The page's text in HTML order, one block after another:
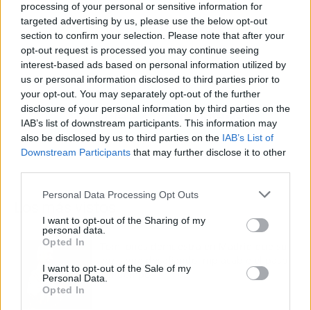
processing of your personal or sensitive information for
targeted advertising by us, please use the below opt-out
section to confirm your selection. Please note that after your
opt-out request is processed you may continue seeing
interest-based ads based on personal information utilized by
us or personal information disclosed to third parties prior to
your opt-out. You may separately opt-out of the further
disclosure of your personal information by third parties on the
IAB’s list of downstream participants. This information may
also be disclosed by us to third parties on the IAB’s List of
Downstream Participants that may further disclose it to other
Personal Data Processing Opt Outs
I want to opt-out of the Sharing of my
personal data.
Opted In
I want to opt-out of the Sale of my
Personal Data.
Opted In
del tiempo